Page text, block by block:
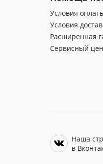
Условия
Условия
Расширенная
Сервисный
Наша
в